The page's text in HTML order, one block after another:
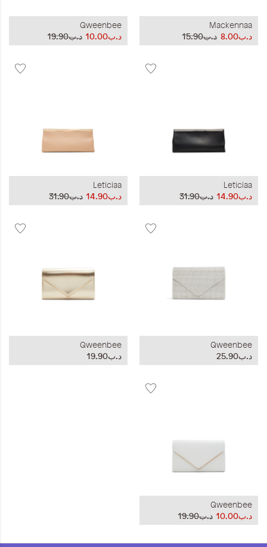
Mackennaa
د.ب15.90
د.ب8.00
Qweenbee
د.ب19.90
د.ب10.00
Leticiaa
د.ب31.90
د.ب14.90
Leticiaa
د.ب31.90
د.ب14.90
Qweenbee
د.ب25.90
Qweenbee
د.ب19.90
Qweenbee
د.ب19.90
د.ب10.00